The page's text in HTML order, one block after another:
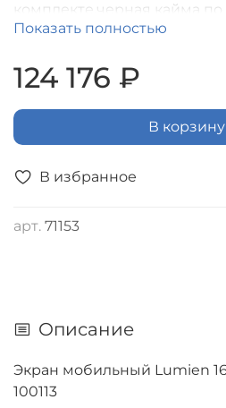
В избранное
арт. 71153
комплекте,черная кайма
экрана (4:3), поставляется в
Показать полностью
124 176 ₽
В корзину
Описание
Экран мобильный Lumien
100113